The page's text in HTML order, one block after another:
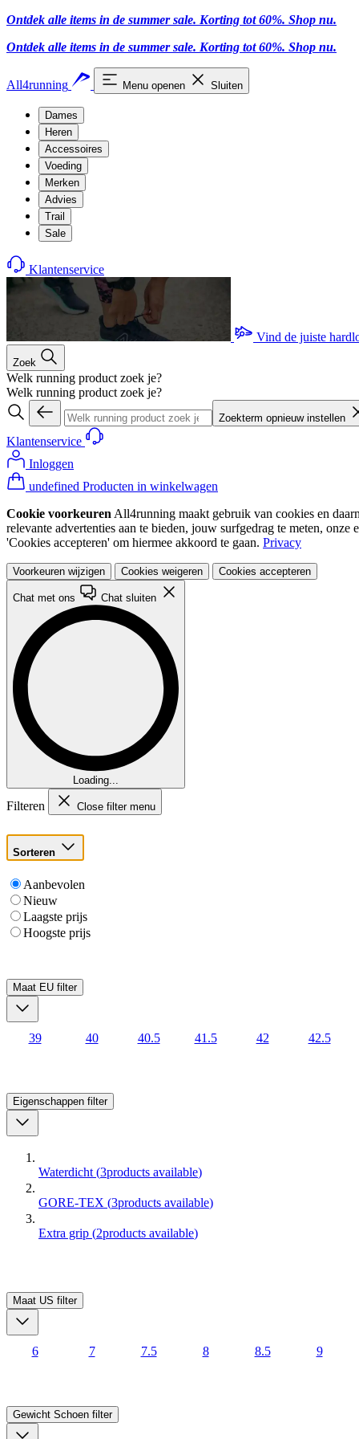
Ontdek alle items in de summer sale. Korting tot 60%. Shop nu.
Ontdek alle items in de summer sale. Korting tot 60%. Shop nu.
All4running Menu openen Sluiten
Dames
Heren
Accessoires
Voeding
Merken
Advies
Trail
Sale
Klantenservice
Vind de juiste
Zoek
Welk running product zoek je?
Welk running product zoek je?
Zoekterm opnieuw instellen
Klantenservice
Inloggen
undefined Producten in winkelwagen
Cookie voorkeuren All4running maakt gebruik van cookies en
relevante advertenties aan te bieden, jouw surfgedrag te meten,
'Cookies accepteren' om hiermee akkoord te gaan. Privacy
Voorkeuren wijzigen Cookies weigeren Cookies accepteren
Chat met ons Chat sluiten
Loading...
Filteren Close filter menu
Sorteren
Aanbevolen
Nieuw
Laagste prijs
Hoogste prijs
Maat EU filter
39 40 40.5 41.5 42 42.5
Eigenschappen filter
Waterdicht (3products available)
GORE-TEX (3products available)
Extra grip (2products available)
Maat US filter
6 7 7.5 8 8.5 9
Gewicht Schoen filter